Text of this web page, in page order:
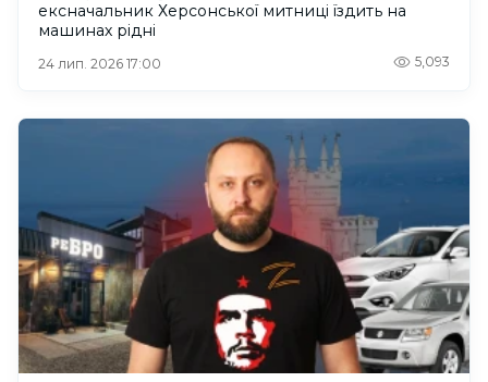
ексначальник Херсонської митниці їздить на
машинах рідні
24 лип. 2026 17:00 5,093